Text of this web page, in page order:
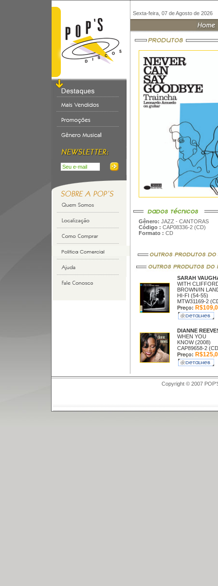
Sexta-feira, 07 de Agosto de 2026
Gênero: JAZZ - CANTORAS
Código : CAP08336-2 (CD)
Formato : CD
SARAH
WITH
BROWN/IN
HI-FI (54-55)
MTW31169-2
Preço:
DIANNE
WHEN YOU
KNOW (2008)
CAP89658-2
Preço:
Copyright © 2007